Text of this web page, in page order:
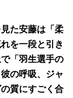
た安藤は「柔
を一段と引き
「羽生選手の
の呼吸、ジャ
質にすごく合